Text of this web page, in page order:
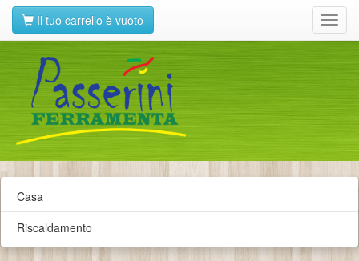
Il tuo carrello è vuoto
Casa
Riscaldamento